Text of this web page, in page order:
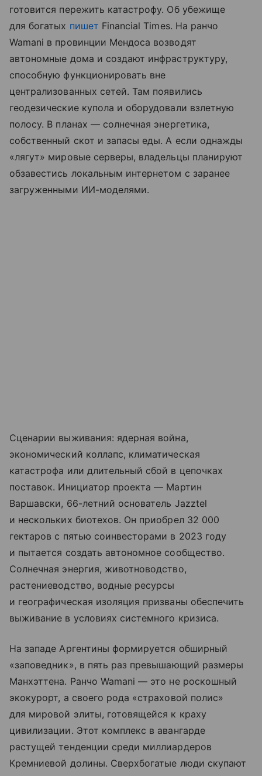
готовится пережить катастрофу. Об убежище
для богатых пишет Financial Times. На ранчо
Wamani в провинции Мендоса возводят
автономные дома и создают инфраструктуру,
способную функционировать вне
централизованных сетей. Там появились
геодезические купола и оборудовали взлетную
полосу. В планах — солнечная энергетика,
собственный скот и запасы еды. А если однажды
«лягут» мировые серверы, владельцы планируют
обзавестись локальным интернетом с заранее
загруженными ИИ-моделями.
Сценарии выживания: ядерная война,
экономический коллапс, климатическая
катастрофа или длительный сбой в цепочках
поставок. Инициатор проекта — Мартин
Варшавски, 66-летний основатель Jazztel
и нескольких биотехов. Он приобрел 32 000
гектаров с пятью соинвесторами в 2023 году
и пытается создать автономное сообщество.
Солнечная энергия, животноводство,
растениеводство, водные ресурсы
и географическая изоляция призваны обеспечить
выживание в условиях системного кризиса.
На западе Аргентины формируется обширный
«заповедник», в пять раз превышающий размеры
Манхэттена. Ранчо Wamani — это не роскошный
экокурорт, а своего рода «страховой полис»
для мировой элиты, готовящейся к краху
цивилизации. Этот комплекс в авангарде
растущей тенденции среди миллиардеров
Кремниевой долины. Сверхбогатые люди скупают